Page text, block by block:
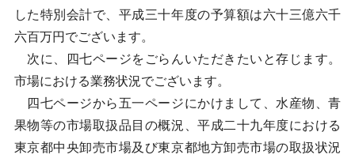
した特別会計で、平成三十年度の予算額は六十三億六千
六百万円でございます。
次に、四七ページをごらんいただきたいと存じます。
市場における業務状況でございます。
四七ページから五一ページにかけまして、水産物、青
果物等の市場取扱品目の概況、平成二十九年度における
東京都中央卸売市場及び東京都地方卸売市場の取扱状況